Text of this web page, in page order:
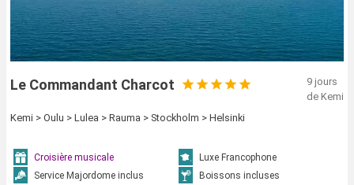
Le Commandant Charcot
9 jours
de Kemi
Kemi > Oulu > Lulea > Rauma > Stockholm > Helsinki
Croisière musicale
Luxe Francophone
Service Majordome inclus
Boissons incluses